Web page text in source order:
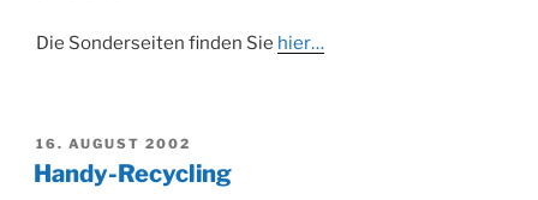
Die Sonderseiten finden Sie hier…
VERÖFFENTLICHT
AM
16. AUGUST 2002
Handy-Recycling